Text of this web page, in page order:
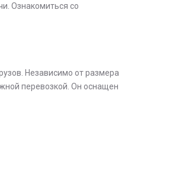
Ознакомиться со
Независимо от размера
перевозкой. Он оснащен